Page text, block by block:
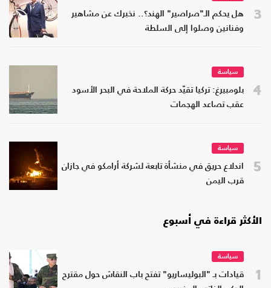
3
هل يحكم الـ"صراصير" الهند؟.. نخبرك عن مشاهير
وفنانين وصلوا إلى السلطة
4
سياسة
بلومبيرغ: تركيا تقيّد حركة الملاحة في البحر الأسود
عقب تصاعد الهجمات
5
سياسة
اندلاع حريق في منشأة تابعة لشركة أرامكو في جازان
قرب اليمن
الأكثر قراءة في أسبوع
1
سياسة
قيادات بـ "البوليساريو" تفتح باب النقاش حول مقترح